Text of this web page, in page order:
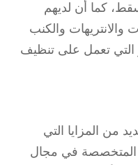
كما أن لديهم
والانتريهات والكنب
التي تعمل على تنظيف
من المزايا التي
المتخصصة في مجال